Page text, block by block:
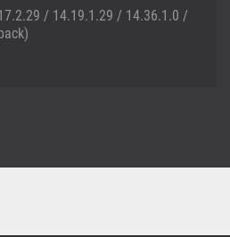
/ 14.19.1.29 / 14.36.1.0 /